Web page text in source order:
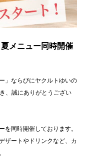
メニュー同時開催
」ならびにヤクルトゆいの
、誠にありがとうござい
を同時開催しております。
ザートやドリンクなど、カ